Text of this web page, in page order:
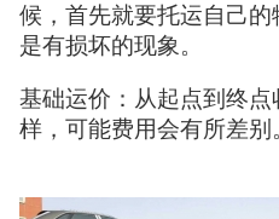
候，首先就要托运自己
是有损坏的现象。
基础运价：从起点到终
样，可能费用会有所差别